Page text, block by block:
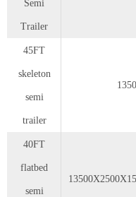
Semi
Trailer
45FT
skeleton
semi
trailer
40FT
flatbed
semi